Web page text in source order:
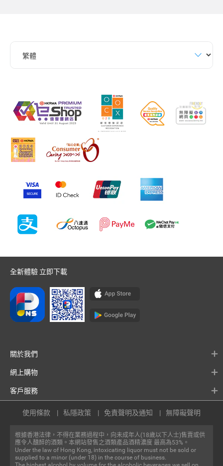
全新體驗 立即下載
關於我們
網上購物
客戶服務
根據香港法律，不得在業務過程中，向未成年人(18歲以下人士)售賣或供
應令人醺醉的酒類。本網站發售之酒類產品酒精濃度 最高為53%。
Under the law of Hong Kong, intoxicating liquor must not be sold or
supplied to a minor (under 18) in the course of business.
使用條款 私隱政策 免責聲明及通知 無障礙聲明